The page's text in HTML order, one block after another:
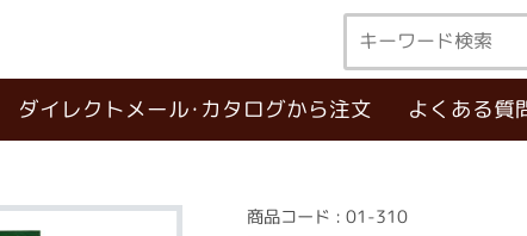
ダイレクトメール･カタログから注文 よくある質
商品コード : 01-310